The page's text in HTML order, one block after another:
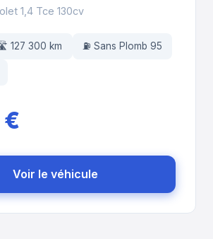
1,4 Tce 130cv
127 300 km ⛽ Sans Plomb 95
Voir le véhicule